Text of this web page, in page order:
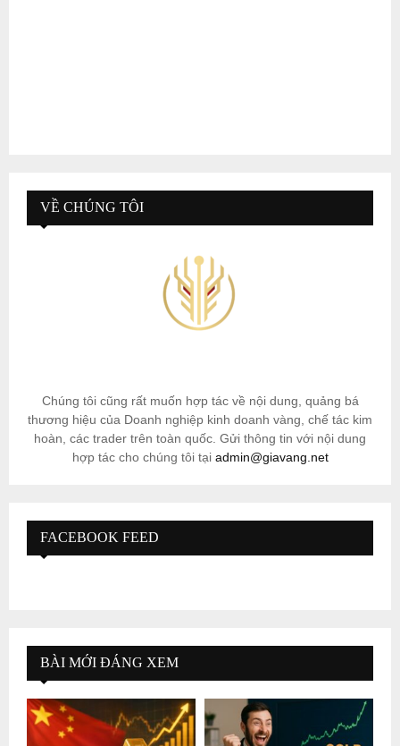
VỀ CHÚNG TÔI
Chúng tôi cũng rất muốn hợp tác về nội dung, quảng bá
thương hiệu của Doanh nghiệp kinh doanh vàng, chế tác kim
hoàn, các trader trên toàn quốc. Gửi thông tin với nội dung
hợp tác cho chúng tôi tại admin@giavang.net
FACEBOOK FEED
BÀI MỚI ĐÁNG XEM